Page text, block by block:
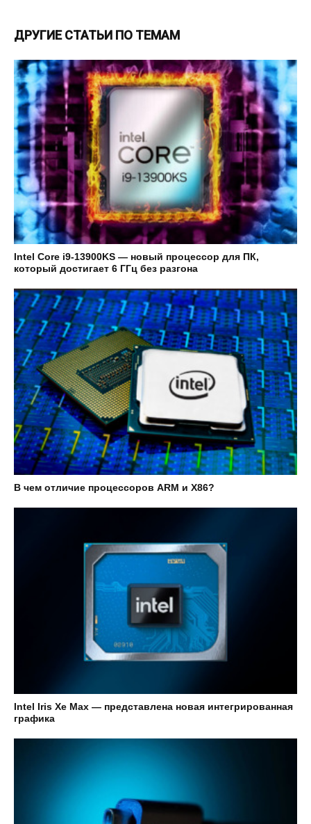
ДРУГИЕ СТАТЬИ ПО ТЕМАМ
Intel Core i9-13900KS — новый процессор для ПК,
который достигает 6 ГГц без разгона
В чем отличие процессоров ARM и X86?
Intel Iris Xe Max — представлена новая интегрированная
графика